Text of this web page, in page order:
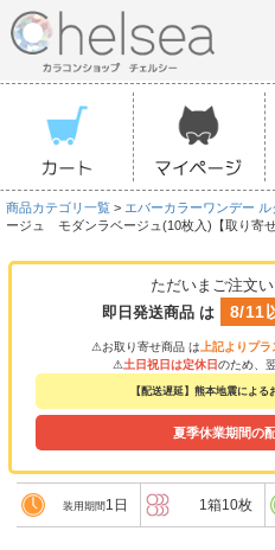
商品カテゴリ一覧 > エバーカラーワンデー ル
ージュ モダンラベージュ(10枚入)【取り寄せ
ただいまご注文い
即日発送商品 は
8/11
⚠お取り寄せ商品 は 上記よりプ
⚠土日祝日は定休日のため、
【配送遅延】熊本地震によ
夏季休業期間の
装用期間 1日 1箱10枚